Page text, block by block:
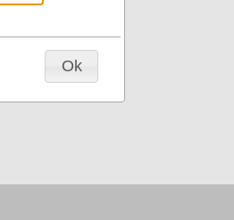
Ok